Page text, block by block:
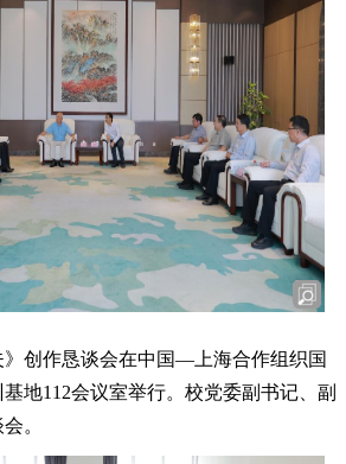
》创作恳谈会在中国—上海合作组织国
地112会议室举行。校党委副书记、副
。